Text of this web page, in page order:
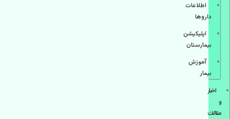
اطلاعات
دارو‌ها
اپليكيشن
بيمارستان
آموزش
بیمار
اخبار
و
مقالات